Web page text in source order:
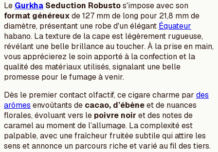
Le Gurkha Seduction Robustos'impose avec son
format généreuxde 127 mm de long pour 21,8 mm de
diamètre, présentant une robe d'un élégant Équateur
habano. La texture de la cape est légèrement rugueuse,
révélant une belle brillance au toucher. À la prise en main,
vous apprécierez le soin apporté à la confection et la
qualité des matériaux utilisés, signalant une belle
promesse pour le fumage à venir.
Dès le premier contact olfactif, ce cigare charme par des
arômes envoûtants de cacao, d’ébèneet de nuances
florales, évoluant vers le poivre noir et des notes de
caramel au moment de l’allumage. La complexité est
palpable, avec une fraîcheur fruitée subtile qui attire les
sens et annonce un parcours riche et varié au fil des tiers.